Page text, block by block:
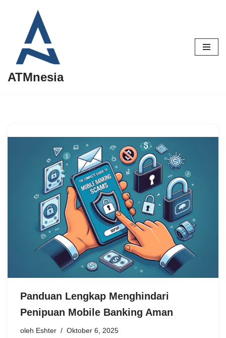
Lompat
konten
ATMnesia
Panduan Lengkap Menghindari
Penipuan Mobile Banking Aman
oleh Eshter Oktober 6, 2025